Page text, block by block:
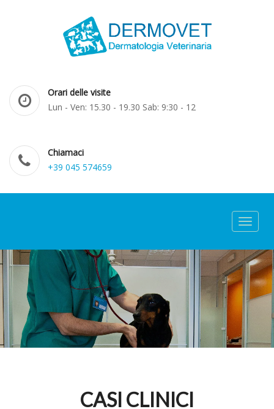
Orari delle visite
Lun - Ven: 15.30 - 19.30 Sab: 9:30 - 12
Chiamaci
+39 045 574659
CASI CLINICI